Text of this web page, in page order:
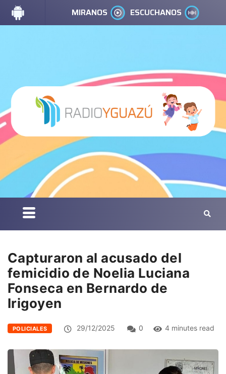
MIRANOS ESCUCHANOS
Capturaron al acusado del
femicidio de Noelia Luciana
Fonseca en Bernardo de
Irigoyen
POLICIALES 29/12/2025 0 4 minutes read